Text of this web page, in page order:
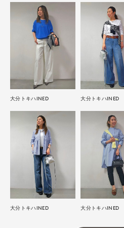
大分トキハINED 大分トキハINED
大分トキハINED 大分トキハINED